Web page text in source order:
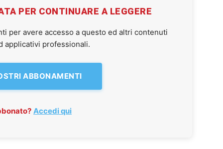
PER CONTINUARE A LEGGERE
per avere accesso a questo ed altri contenuti
applicativi professionali.
ABBONAMENTI
Accedi qui